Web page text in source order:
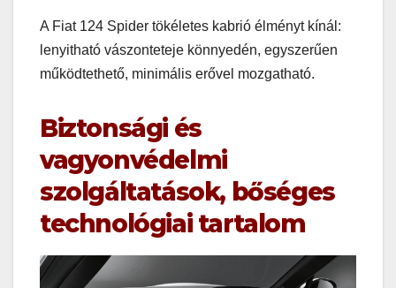
A Fiat 124 Spider tökéletes kabrió élményt kínál:
lenyitható vászonteteje könnyedén, egyszerűen
működtethető, minimális erővel mozgatható.
Biztonsági és
vagyonvédelmi
szolgáltatások, bőséges
technológiai tartalom